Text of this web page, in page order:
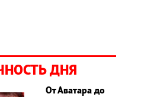
ДНЯ
От Аватара до